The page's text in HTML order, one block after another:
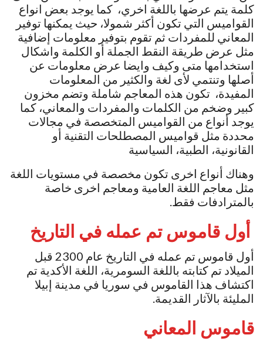
كلمة يتم عرضها باللغة اخري، كما يوجد بعض انواع
القواميس التي تكون أكثر شمولا، حيث يمكنها توفير
المعاني للمفردات ثم تقوم بتوفير معلومات إضافية
مثل عرض طريقة النقط الجملة أو الكلمة واشكال
استخدامها متى وكيف وايضا عرض معلومات عن
أصلها وتنتمي لأى لغة والكثير من المعلومات
المفيدة، تكون هذه المعاجم شاملة وتضم مخزون
كبير وضخم من الكلمات والمفردات والمعاني، كما
يوجد أنواع من القواميس المتخصصة في مجالات
محددة مثل قواميس المصطلحات التقنية أو
القانونية، الطبية، السياسية
وهناك أنواع اخرى تكون مخصصة في مستويات اللغة
مثل معاجم اللغة العامية ومعاجم اخرى خاصة
بالمترادفات فقط.
أول قاموس تم عمله في التاريخ
أول قاموس تم عمله في التاريخ عام 2300 قبل
الميلاد تم كتابته باللغة السومرية، اللغة الأكدية تم
اكتشاف هذا القاموس في سوريا في مدينة إبيلا
المليئة بالآثار القديمة.
قاموس المعاني